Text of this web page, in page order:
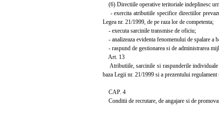
(6) Directiile operative teritoriale indeplinesc
- exercita atributiile specifice directiilor
Legea nr. 21/1999, de pe raza lor de competenta;
- executa sarcinile transmise de oficiu;
- analizeaza evidenta fenomenului de spalare a
- raspund de gestionarea si de administrarea
Art. 13
Atributiile, sarcinile si raspunderile individuale
baza Legii nr. 21/1999 si a prezentului
CAP. 4
Conditii de recrutare, de angajare si de